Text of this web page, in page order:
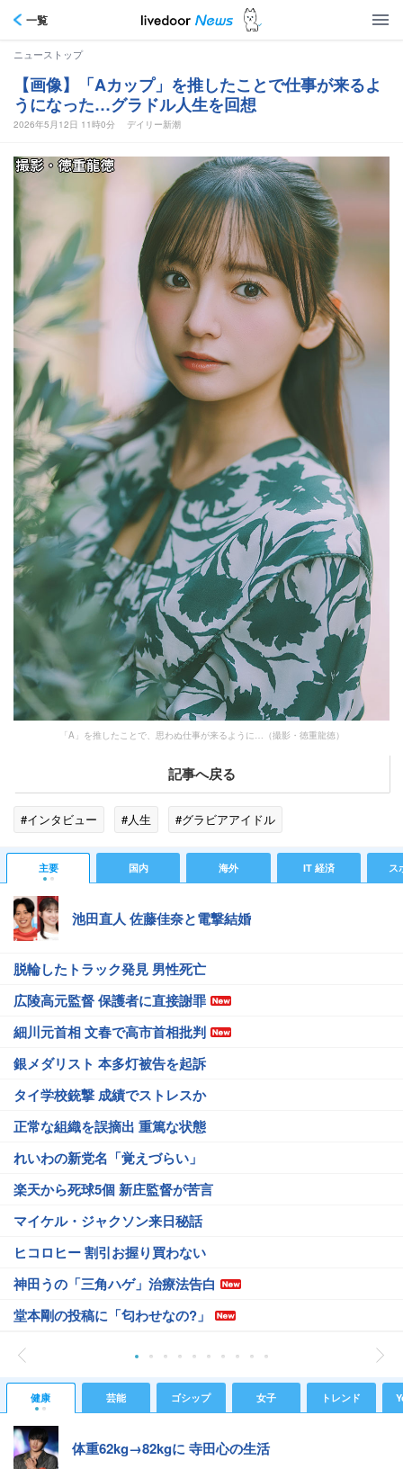
一覧
ニューストップ
【画像】「Aカップ」を推したことで仕事が来るよ
うになった…グラドル人生を回想
2026年5月12日 11時0分 デイリー新潮
「A」を推したことで、思わぬ仕事が来るように…（撮影・徳重龍徳）
記事へ戻る
#インタビュー #人生 #グラビアアイドル
主要 国内 海外 IT 経済 ス
池田直人 佐藤佳奈と電撃結婚
脱輪したトラック発見 男性死亡
広陵高元監督 保護者に直接謝罪
細川元首相 文春で高市首相批判
銀メダリスト 本多灯被告を起訴
タイ学校銃撃 成績でストレスか
正常な組織を誤摘出 重篤な状態
れいわの新党名「覚えづらい」
楽天から死球5個 新庄監督が苦言
マイケル・ジャクソン来日秘話
ヒコロヒー 割引お握り買わない
神田うの「三角ハゲ」治療法告白
堂本剛の投稿に「匂わせなの?」
健康 芸能 ゴシップ 女子 トレンド
体重62kg→82kgに 寺田心の生活